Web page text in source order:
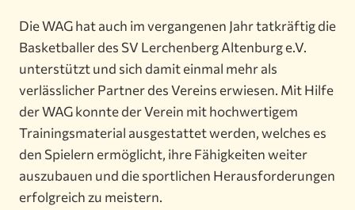
Die WAG hat auch im vergangenen Jahr tatkräftig die
Basketballer des SV Lerchenberg Altenburg e.V.
unterstützt und sich damit einmal mehr als
verlässlicher Partner des Vereins erwiesen. Mit Hilfe
der WAG konnte der Verein mit hochwertigem
Trainingsmaterial ausgestattet werden, welches es
den Spielern ermöglicht, ihre Fähigkeiten weiter
auszubauen und die sportlichen Herausforderungen
erfolgreich zu meistern.